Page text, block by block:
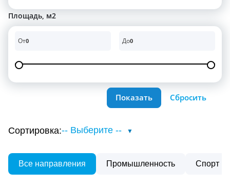
Площадь, м2
От0 До0
Сортировка:-- Выберите --
Все направления Промышленность Спорт